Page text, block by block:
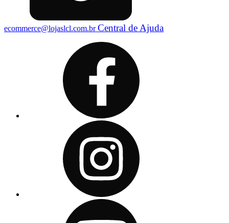
ecommerce@lojaslcl.com.brCentral de Ajuda